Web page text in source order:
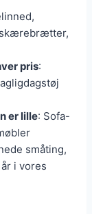
pris:
er lille: Sofa-
småting,
i vores